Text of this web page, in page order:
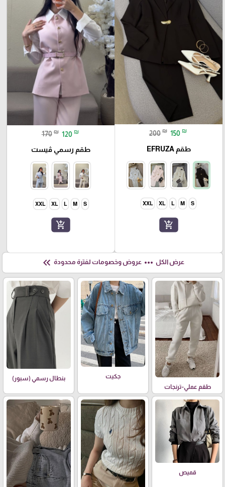
200 ₪ 150 ₪
طقم EFRUZA
S
M
L
XL
XXL
add_shopping_cart
170 ₪ 120 ₪
طقم رسمي ڤيست
S
M
L
XL
XXL
add_shopping_cart
عرض الكل more_horiz عروض وخصومات لفترة محدودة keyboard_double_arrow_left
طقم عملي-ترنجات
جكيت بنطال رسمي (سبور)
قميص